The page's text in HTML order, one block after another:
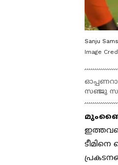
Sanju
Image
സഞ്ജു